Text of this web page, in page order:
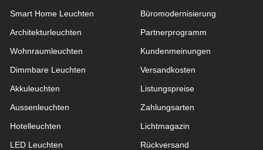
Smart Home Leuchten
Architekturleuchten
Wohnraum­leuchten
Dimmbare Leuchten
Akkuleuchten
Aussen­leuchten
Hotelleuchten
LED Leuchten
Büromodernisierung
Partnerprogramm
Kundenmeinungen
Versandkosten
Listungspreise
Zahlungsarten
Lichtmagazin
Rückversand